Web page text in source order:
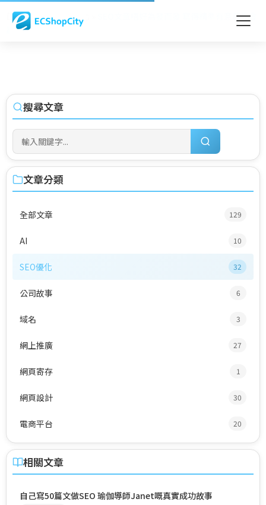
首頁»Blog» SEO優化
SEO文章唔好為發而發 寫得精準有意義先會
搜尋文章
文章分類
全部文章 129
AI 10
SEO優化 32
公司故事 6
域名 3
網上推廣 27
網頁寄存 1
網頁設計 30
電商平台 20
相關文章
自己寫50篇文做SEO 瑜伽導師Janet嘅真實成功故事